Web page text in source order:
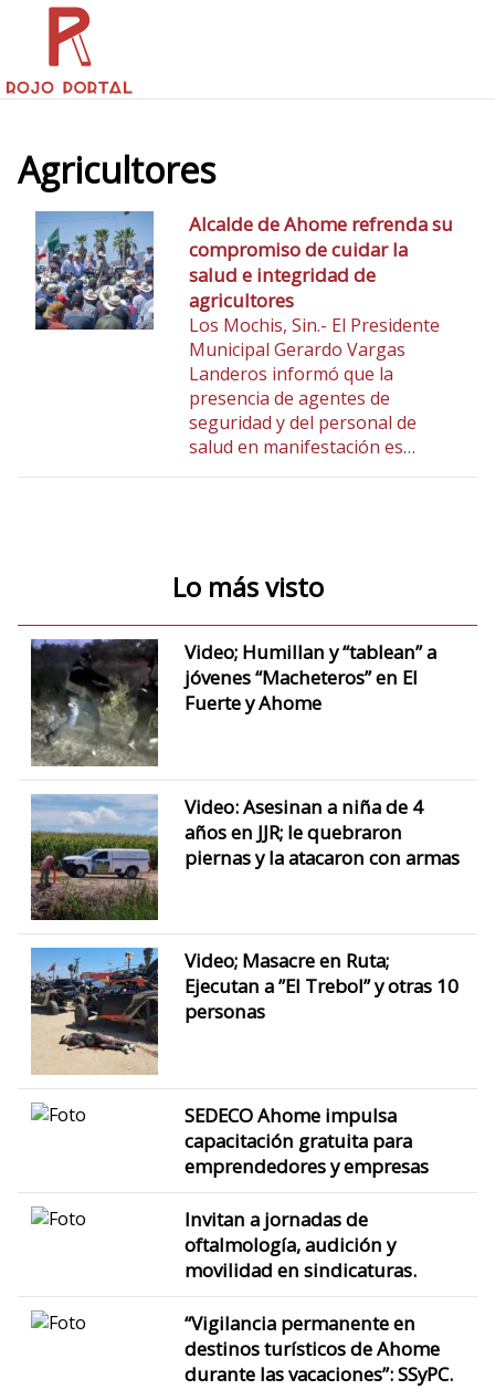
Agricultores
Alcalde de Ahome refrenda su
compromiso de cuidar la
salud e integridad de
agricultores
Los Mochis, Sin.- El Presidente
Municipal Gerardo Vargas
Landeros informó que la
presencia de agentes de
seguridad y del personal de
salud en manifestación es…
Lo más visto
Video; Humillan y “tablean” a
jóvenes “Macheteros” en El
Fuerte y Ahome
Video: Asesinan a niña de 4
años en JJR; le quebraron
piernas y la atacaron con armas
Video; Masacre en Ruta;
Ejecutan a ”El Trebol” y otras 10
personas
SEDECO Ahome impulsa
capacitación gratuita para
emprendedores y empresas
Invitan a jornadas de
oftalmología, audición y
movilidad en sindicaturas.
“Vigilancia permanente en
destinos turísticos de Ahome
durante las vacaciones”: SSyPC.